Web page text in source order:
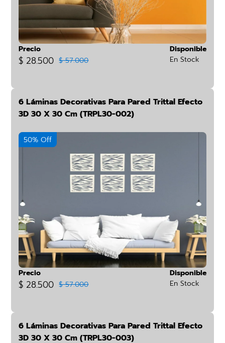
Precio
$ 28.500 $ 57.000
Disponible
En Stock
6 Láminas Decorativas Para Pared Trittal Efecto
3D 30 X 30 Cm (TRPL30-002)
50% Off
Precio
$ 28.500 $ 57.000
Disponible
En Stock
6 Láminas Decorativas Para Pared Trittal Efecto
3D 30 X 30 Cm (TRPL30-003)